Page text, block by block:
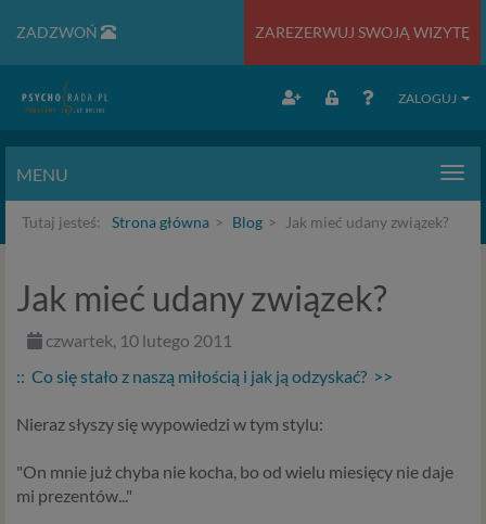
ZADZWOŃ ZAREZERWUJ SWOJĄ WIZYTĘ
ZALOGUJ
MENU
Tutaj jesteś: Strona główna Blog Jak mieć udany związek?
Jak mieć udany związek?
czwartek, 10 lutego 2011
:: Co się stało z naszą miłością i jak ją odzyskać? >>
Nieraz słyszy się wypowiedzi w tym stylu:
"On mnie już chyba nie kocha, bo od wielu miesięcy nie daje
mi prezentów..."